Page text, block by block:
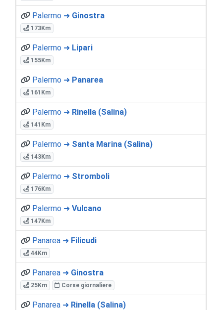
Palermo ➜ Ginostra
173Km
Palermo ➜ Lipari
155Km
Palermo ➜ Panarea
161Km
Palermo ➜ Rinella (Salina)
141Km
Palermo ➜ Santa Marina (Salina)
143Km
Palermo ➜ Stromboli
176Km
Palermo ➜ Vulcano
147Km
Panarea ➜ Filicudi
44Km
Panarea ➜ Ginostra
25Km Corse giornaliere
Panarea ➜ Rinella (Salina)